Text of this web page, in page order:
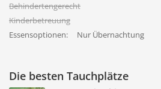
Behindertengerecht
Kinderbetreuung
Essensoptionen:
Nur Übernachtung
Die besten Tauchplätze